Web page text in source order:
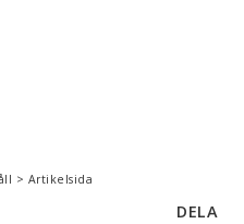
> Artikelsida
DELA